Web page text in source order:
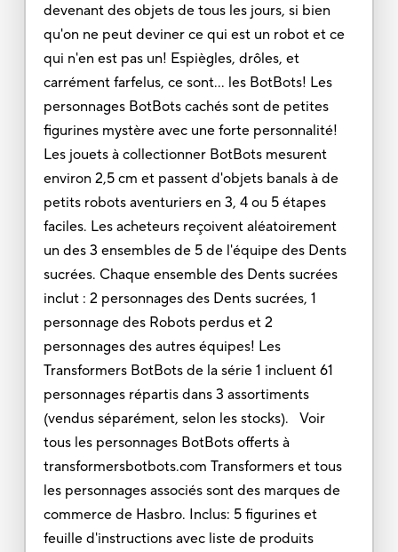
devenant des objets de tous les jours, si bien
qu'on ne peut deviner ce qui est un robot et ce
qui n'en est pas un! Espiègles, drôles, et
carrément farfelus, ce sont... les BotBots! Les
personnages BotBots cachés sont de petites
figurines mystère avec une forte personnalité!
Les jouets à collectionner BotBots mesurent
environ 2,5 cm et passent d'objets banals à de
petits robots aventuriers en 3, 4 ou 5 étapes
faciles. Les acheteurs reçoivent aléatoirement
un des 3 ensembles de 5 de l'équipe des Dents
sucrées. Chaque ensemble des Dents sucrées
inclut : 2 personnages des Dents sucrées, 1
personnage des Robots perdus et 2
personnages des autres équipes! Les
Transformers BotBots de la série 1 incluent 61
personnages répartis dans 3 assortiments
(vendus séparément, selon les stocks). Voir
tous les personnages BotBots offerts à
transformersbotbots.com Transformers et tous
les personnages associés sont des marques de
commerce de Hasbro. Inclus: 5 figurines et
feuille d'instructions avec liste de produits